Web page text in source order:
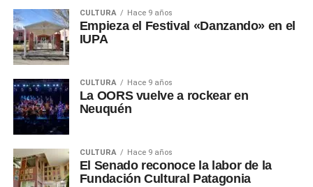
CULTURA Hace 9 años
Empieza el Festival «Danzando» en el
IUPA
CULTURA Hace 9 años
La OORS vuelve a rockear en
Neuquén
CULTURA Hace 9 años
El Senado reconoce la labor de la
Fundación Cultural Patagonia